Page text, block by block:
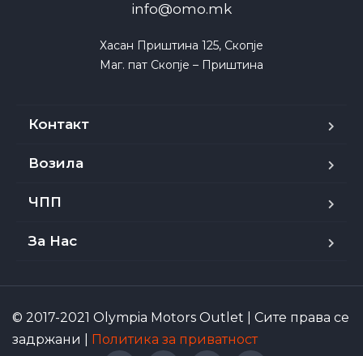
info@omo.mk
Хасан Приштина 125, Скопје
Маг. пат Скопје – Приштина
Контакт
Возила
ЧПП
За Нас
© 2017-2021 Olympia Motors Outlet | Сите права се
задржани | Политика за приватност